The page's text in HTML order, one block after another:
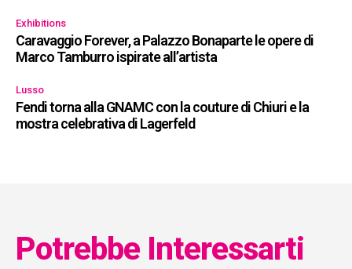
Exhibitions
Caravaggio Forever, a Palazzo Bonaparte le opere di
Marco Tamburro ispirate all’artista
Lusso
Fendi torna alla GNAMC con la couture di Chiuri e la
mostra celebrativa di Lagerfeld
Potrebbe Interessarti